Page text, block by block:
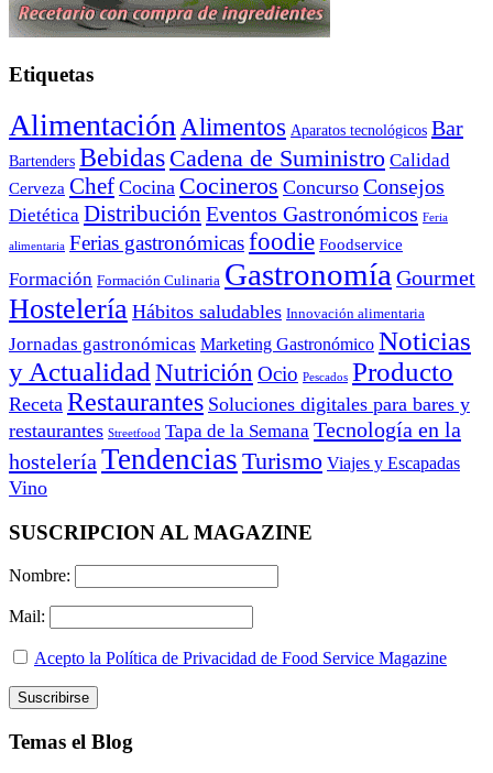
Etiquetas
Alimentación Alimentos Aparatos tecnológicos Bar
Bartenders Bebidas Cadena de Suministro Calidad
Cerveza Chef Cocina Cocineros Concurso Consejos
Dietética Distribución Eventos Gastronómicos Feria
alimentaria Ferias gastronómicasfoodie Foodservice
Formación Formación Culinaria Gastronomía Gourmet
Hostelería Hábitos saludables Innovación alimentaria
Jornadas gastronómicas Marketing Gastronómico Noticias
y Actualidad Nutrición Ocio Pescados Producto
Receta Restaurantes Soluciones digitales para bares y
restaurantes Streetfood Tapa de la Semana Tecnología en la
hostelería Tendencias Turismo Viajes y Escapadas
Vino
SUSCRIPCION AL MAGAZINE
Nombre:
Mail:
Acepto la Política de Privacidad de Food Service Magazine
Temas el Blog